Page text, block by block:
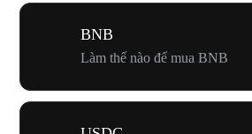
BNB
Làm thế nào để mua BNB